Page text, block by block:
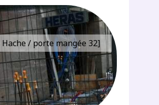
/ porte mangée 32]